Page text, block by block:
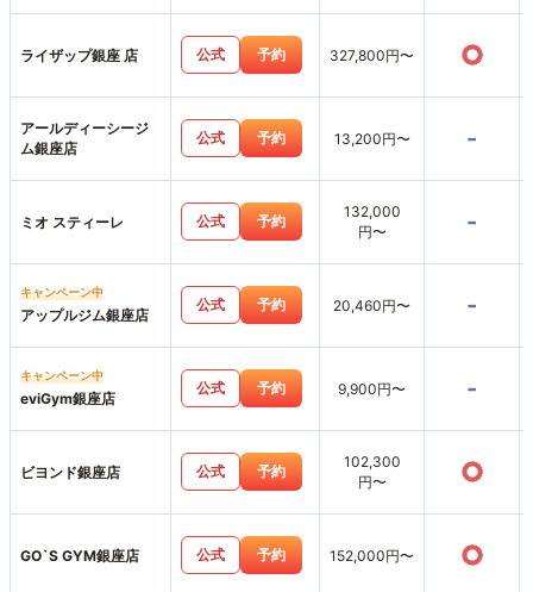
ライザップ銀座 店 公式 予約 327,800円〜 ○
アールディーシージ
ム銀座店
公式 予約 13,200円〜 -
ミオ スティーレ 公式 予約
132,000
円〜
-
キャンペーン中
アップルジム銀座店
公式 予約 20,460円〜 -
キャンペーン中
eviGym銀座店
公式 予約 9,900円〜 -
ビヨンド銀座店 公式 予約
102,300
円〜
○
GO`S GYM銀座店 公式 予約 152,000円〜 ○